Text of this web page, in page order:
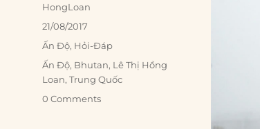
Author
HongLoan
Posted
on
21/08/2017
Categories
Ấn Độ, Hỏi-Đáp
Tags
Ấn Độ, Bhutan, Lê Thị Hồng
Loan,Trung Quốc
0 Comments